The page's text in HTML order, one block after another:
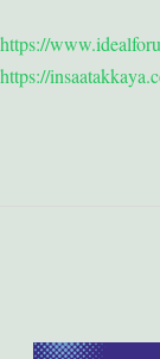
https://
https://